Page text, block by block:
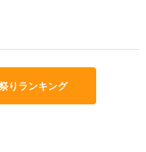
りランキング